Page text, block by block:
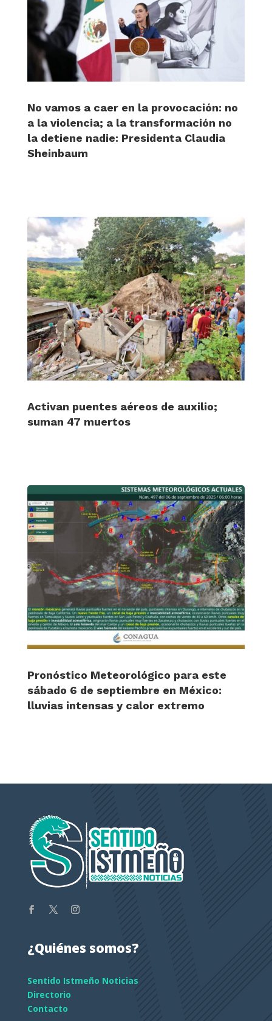
No vamos a caer en la provocación: no
a la violencia; a la transformación no
la detiene nadie: Presidenta Claudia
Sheinbaum
Activan puentes aéreos de auxilio;
suman 47 muertos
Pronóstico Meteorológico para este
sábado 6 de septiembre en México:
lluvias intensas y calor extremo
¿Quiénes somos?
Sentido Istmeño Noticias
Directorio
Contacto